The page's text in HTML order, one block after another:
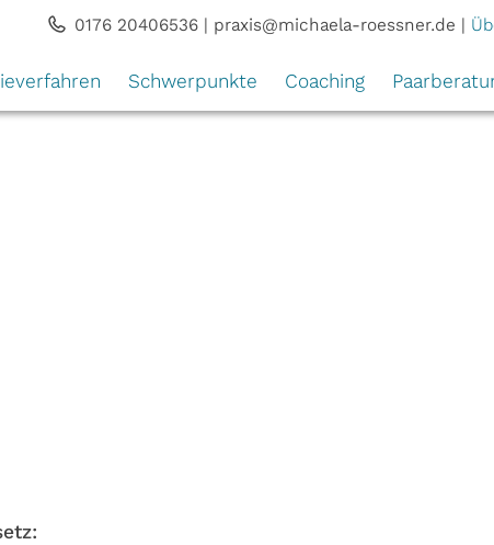
0176 20406536 | praxis@michaela-roessner.de |
Schwerpunkte Coaching